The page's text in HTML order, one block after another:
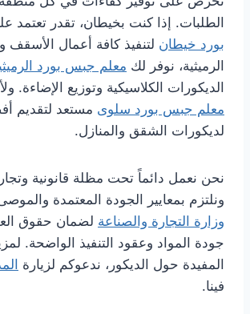
الطلبات. إذا كنت بخيطان، تقدر تعتمد
بورد خيطان لتنفيذ كافة أعمال الأسقف
الرميثية، نوفر لك معلم جبس بورد
الديكورات الكلاسيكية وتوزيع الإضاءة.
معلم جبس بورد سلوى مستعد لتقديم
لديكورات الشقق والمنازل.
نحن نعمل دائماً تحت مظلة قانونية
ونلتزم بمعايير الجودة المعتمدة
وزارة التجارة والصناعة لضمان حقوق
جودة المواد وعقود التنفيذ الواضحة.
المفيدة حول الديكور، ندعوكم لزيارة
فينا.